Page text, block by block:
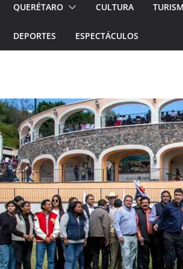
QUERÉTARO CULTURA
DEPORTES ESPECTÁCULOS